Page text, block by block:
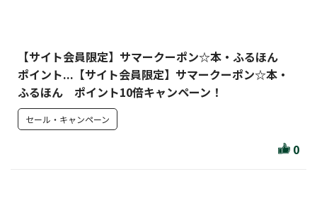
【サイト会員限定】サマークーポン☆本・ふるほん
ポイント...【サイト会員限定】サマークーポン☆本・
ふるほん ポイント10倍キャンペーン！
セール・キャンペーン
0